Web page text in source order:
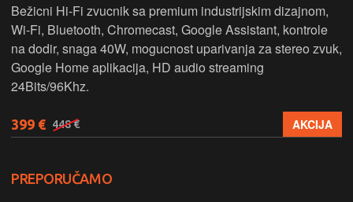
Bežicni Hi-Fi zvucnik sa premium industrijskim dizajnom,
Wi-Fi, Bluetooth, Chromecast, Google Assistant, kontrole
na dodir, snaga 40W, mogucnost uparivanja za stereo zvuk,
Google Home aplikacija, HD audio streaming
24Bits/96Khz.
399 € 448 € AKCIJA
PREPORUČAMO